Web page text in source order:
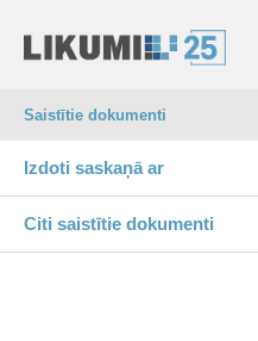
Saistītie dokumenti
Izdoti saskaņā ar
Citi saistītie dokumenti